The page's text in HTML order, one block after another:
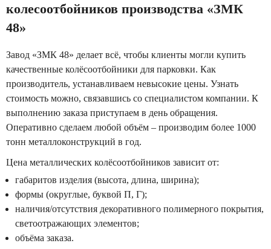
колесоотбойников производства «ЗМК
48»
Завод «ЗМК 48» делает всё, чтобы клиенты могли купить
качественные колёсоотбойники для парковки. Как
производитель, устанавливаем невысокие цены. Узнать
стоимость можно, связавшись со специалистом компании. К
выполнению заказа приступаем в день обращения.
Оперативно сделаем любой объём – производим более 1000
тонн металлоконструкций в год.
Цена металлических колёсоотбойников зависит от:
габаритов изделия (высота, длина, ширина);
формы (округлые, буквой П, Г);
наличия/отсутствия декоративного полимерного покрытия,
светоотражающих элементов;
объёма заказа.